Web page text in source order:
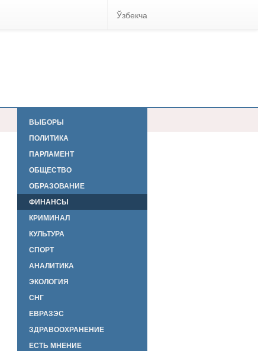
Ўзбекча
ВЫБОРЫ
ПОЛИТИКА
ПАРЛАМЕНТ
ОБЩЕСТВО
ОБРАЗОВАНИЕ
ФИНАНСЫ
КРИМИНАЛ
КУЛЬТУРА
СПОРТ
АНАЛИТИКА
ЭКОЛОГИЯ
СНГ
ЕВРАЗЭС
ЗДРАВООХРАНЕНИЕ
ЕСТЬ МНЕНИЕ